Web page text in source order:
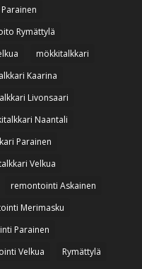
Rymättylä
mökkitalkkari
Kaarina
Livonsaari
Naantali
Parainen
Velkua
remontointi Askainen
Merimasku
Parainen
Velkua Rymättylä